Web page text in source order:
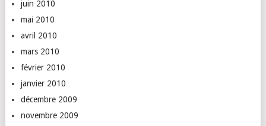
juin 2010
mai 2010
avril 2010
mars 2010
février 2010
janvier 2010
décembre 2009
novembre 2009